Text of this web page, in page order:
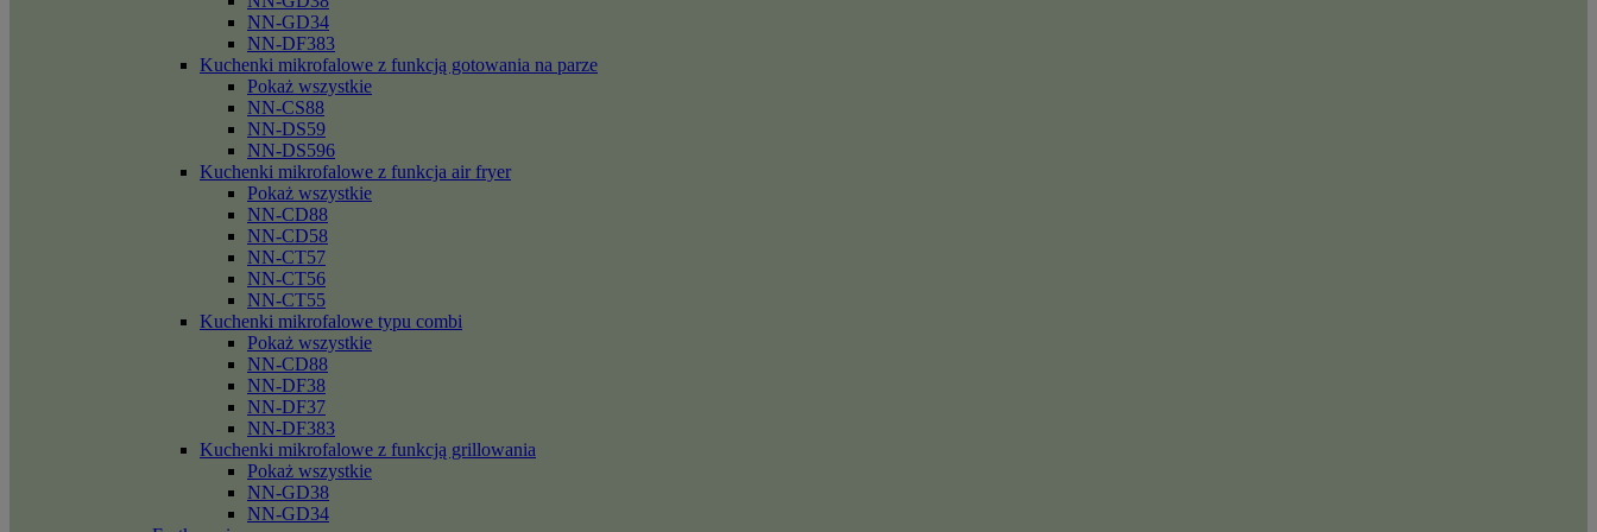
NN-GD34
NN-DF383
Kuchenki mikrofalowe z funkcją gotowania na parze
Pokaż wszystkie
NN-CS88
NN-DS59
NN-DS596
Kuchenki mikrofalowe z funkcja air fryer
Pokaż wszystkie
NN-CD88
NN-CD58
NN-CT57
NN-CT56
NN-CT55
Kuchenki mikrofalowe typu combi
Pokaż wszystkie
NN-CD88
NN-DF38
NN-DF37
NN-DF383
Kuchenki mikrofalowe z funkcją grillowania
Pokaż wszystkie
NN-GD38
NN-GD34